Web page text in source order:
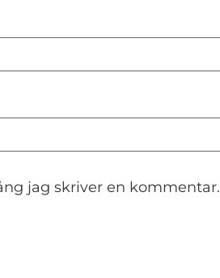
jag skriver en kommentar.